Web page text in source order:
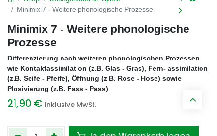
Minimix 7 - Weitere phonologische Prozesse
Minimix 7 - Weitere phonologische
Prozesse
Differenzierung nach weiteren phonologischen Prozessen
wie Kontaktassimilation (z.B. Glas - Gras), Fern- assimilation
(z.B. Seife - Pfeife), Öffnung (z.B. Rose - Hose) sowie
Plosivierung (z.B. Fass - Pass)
21,90 € Inklusive MwSt.